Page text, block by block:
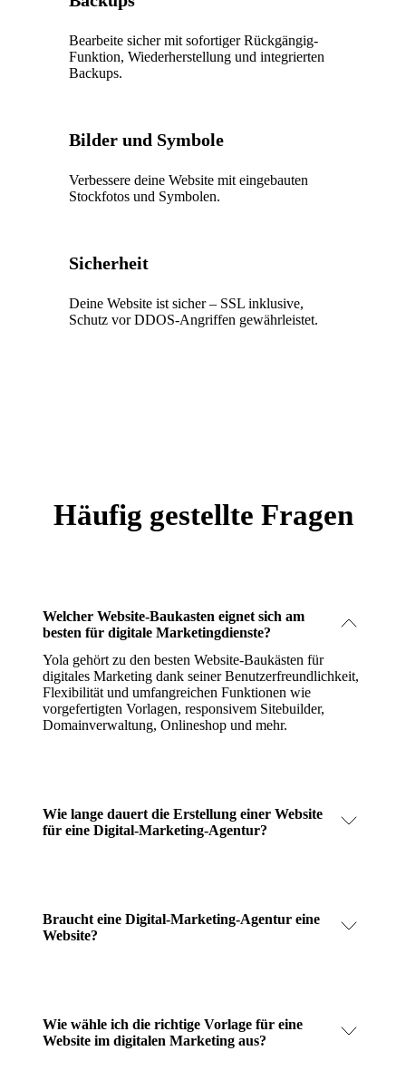
Bearbeite sicher mit sofortiger Rückgängig-
Funktion, Wiederherstellung und integrierten
Backups.
Bilder und Symbole
Verbessere deine Website mit eingebauten
Stockfotos und Symbolen.
Sicherheit
Deine Website ist sicher – SSL inklusive,
Schutz vor DDOS-Angriffen gewährleistet.
Häufig gestellte Fragen
Welcher Website-Baukasten eignet sich am
besten für digitale Marketingdienste?
Yola gehört zu den besten Website-Baukästen für
digitales Marketing dank seiner Benutzerfreundlichkeit,
Flexibilität und umfangreichen Funktionen wie
vorgefertigten Vorlagen, responsivem Sitebuilder,
Domainverwaltung, Onlineshop und mehr.
Wie lange dauert die Erstellung einer Website
für eine Digital-Marketing-Agentur?
Braucht eine Digital-Marketing-Agentur eine
Website?
Wie wähle ich die richtige Vorlage für eine
Website im digitalen Marketing aus?